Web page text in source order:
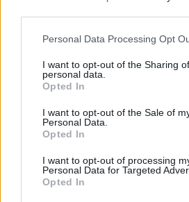
Personal Data Processing Opt
I want to opt-out of the Sharing
personal data.
Opted In
I want to opt-out of the Sale of
Personal Data.
Opted In
I want to opt-out of processing
Personal Data for Targeted
Opted In
ελαττώματα, αλλά γνωρίζει
επηρεάζει την
δώσει ή να πάρει. Είναι άνετη